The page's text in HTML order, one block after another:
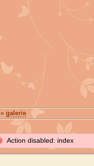
»galerie
Action disabled: index